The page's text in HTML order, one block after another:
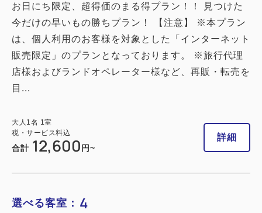
税・サービス料込
13,800円
禁煙 15.00m2 1~2名
ダブルサイズ / 幅131-150cm×1
Wi-Fiあり（無料）
お日にち限定、超得価のまる得プラン！！ 見つけた
今だけの早いもの勝ちプラン！ 【注意】 ※本プラン
は、個人利用のお客様を対象とした「インターネット
販売限定」のプランとなっております。 ※旅行代理
店様およびランドオペレーター様など、再販・転売を
目...
大人 1名 1室
税・サービス料込
合計 12,600 円~
詳細
選べる客室： 4